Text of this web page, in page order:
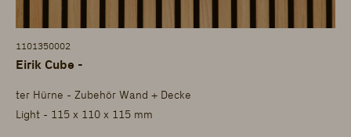
1101350002
Eirik Cube -
ter Hürne - Zubehör Wand + Decke
Light - 115 x 110 x 115 mm